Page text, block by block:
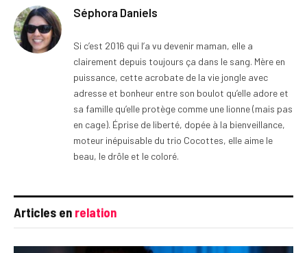
Séphora Daniels
Si c’est 2016 qui l’a vu devenir maman, elle a
clairement depuis toujours ça dans le sang. Mère en
puissance, cette acrobate de la vie jongle avec
adresse et bonheur entre son boulot qu’elle adore et
sa famille qu’elle protège comme une lionne (mais pas
en cage). Éprise de liberté, dopée à la bienveillance,
moteur inépuisable du trio Cocottes, elle aime le
beau, le drôle et le coloré.
Articles en relation